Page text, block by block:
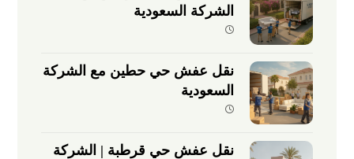
الشركة السعودية
نقل عفش حي حطين مع الشركة
السعودية
نقل عفش حي قرطبة | الشركة